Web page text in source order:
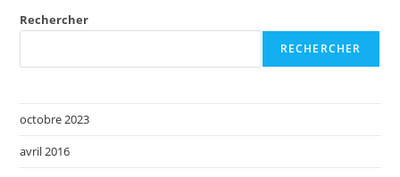
Rechercher
RECHERCHER
octobre 2023
avril 2016